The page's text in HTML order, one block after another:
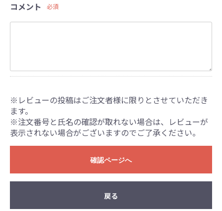
コメント 必須
※レビューの投稿はご注文者様に限りとさせていただき
ます。
※注文番号と氏名の確認が取れない場合は、レビューが
表示されない場合がございますのでご了承ください。
確認ページへ
戻る